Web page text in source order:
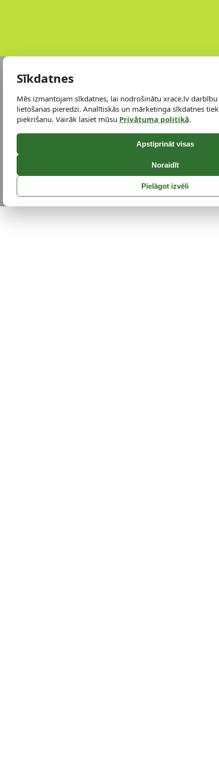
Sīkdatnes
Mēs izmantojam sīkdatnes, lai nodrošinātu xrace.lv
lietošanas pieredzi. Analītiskās un mārketinga sīkdatnes
piekrišanu. Vairāk lasiet mūsu Privātuma politikā.
Apstiprināt visas
Noraidīt
Pielāgot izvēli